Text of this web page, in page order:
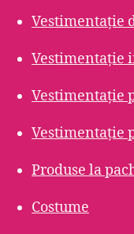
Vestimentație
Vestimentație
Vestimentație
Vestimentație
Produse la
Costume